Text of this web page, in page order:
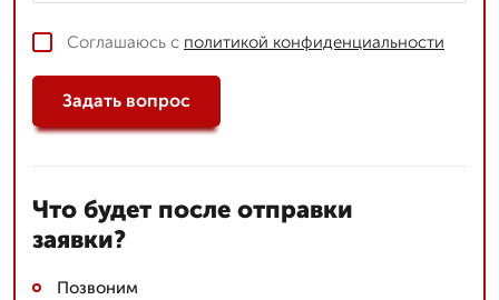
Соглашаюсь с политикой конфиденциальности
Задать вопрос
Что будет после отправки
заявки?
Позвоним